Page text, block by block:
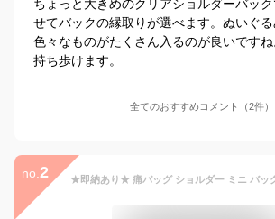
ちょっと大きめのクリアショルダーバッ
せてバックの縁取りが選べます。ぬいぐる
色々なものがたくさん入るのが良いです
持ち歩けます。
全てのおすすめコメント（2件）
no. 2